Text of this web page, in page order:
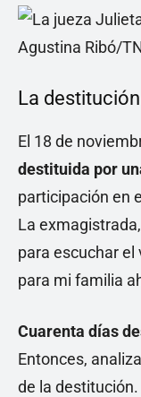
La
El 18 de
destituida por
participación en
La
para escuchar el
para mi familia
Cuarenta días
Entonces,
de la